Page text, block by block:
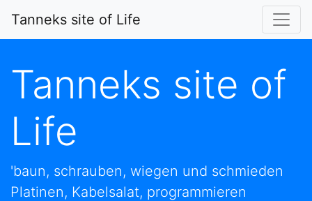
Tanneks site of Life
Tanneks site of
Life
'baun, schrauben, wiegen und schmieden
Platinen, Kabelsalat, programmieren